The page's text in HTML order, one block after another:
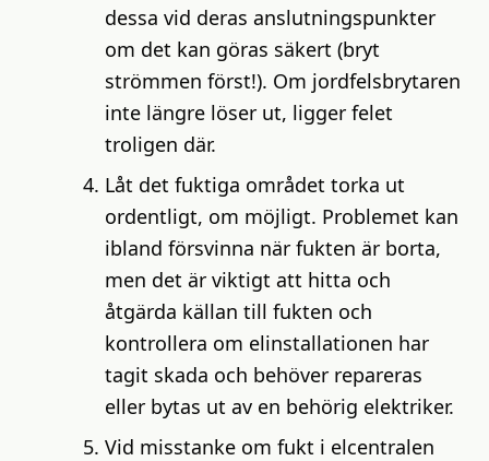
dessa vid deras anslutningspunkter
om det kan göras säkert (bryt
strömmen först!). Om jordfelsbrytaren
inte längre löser ut, ligger felet
troligen där.
Låt det fuktiga området torka ut
ordentligt, om möjligt. Problemet kan
ibland försvinna när fukten är borta,
men det är viktigt att hitta och
åtgärda källan till fukten och
kontrollera om elinstallationen har
tagit skada och behöver repareras
eller bytas ut av en behörig elektriker.
Vid misstanke om fukt i elcentralen